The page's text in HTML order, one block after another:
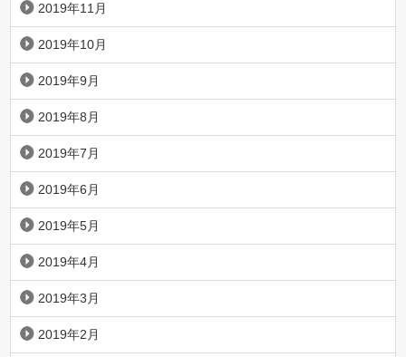
2019年11月
2019年10月
2019年9月
2019年8月
2019年7月
2019年6月
2019年5月
2019年4月
2019年3月
2019年2月